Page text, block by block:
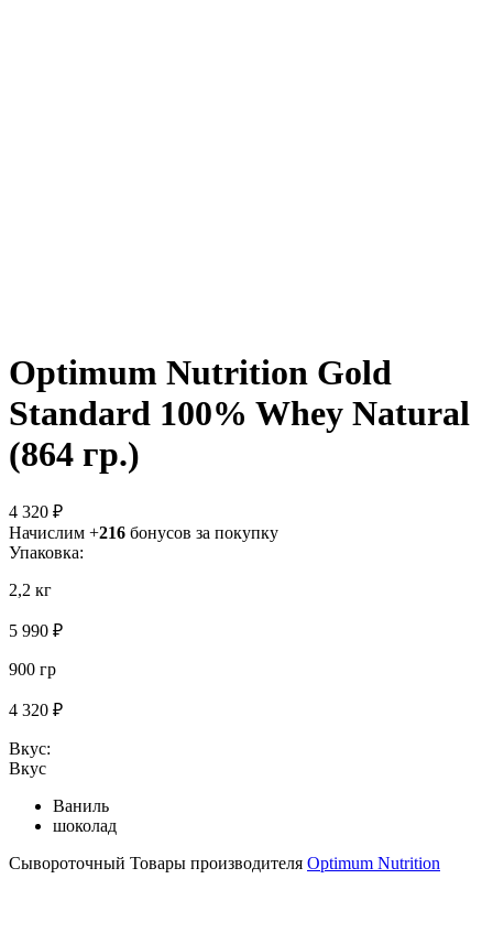
Optimum Nutrition Gold
Standard 100% Whey Natural
(864 гр.)
4 320 ₽
Начислим +216 бонусов за покупку
Упаковка:
2,2 кг
5 990 ₽
900 гр
4 320 ₽
Вкус:
Вкус
Ваниль
шоколад
Сывороточный Товары производителя Optimum Nutrition